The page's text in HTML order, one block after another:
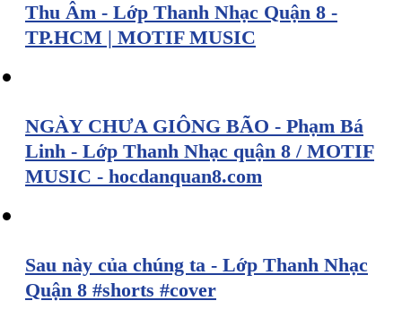
Thu Âm - Lớp Thanh Nhạc Quận 8 -
TP.HCM | MOTIF MUSIC
NGÀY CHƯA GIÔNG BÃO - Phạm Bá
Linh - Lớp Thanh Nhạc quận 8 / MOTIF
MUSIC - hocdanquan8.com
Sau này của chúng ta - Lớp Thanh Nhạc
Quận 8 #shorts #cover